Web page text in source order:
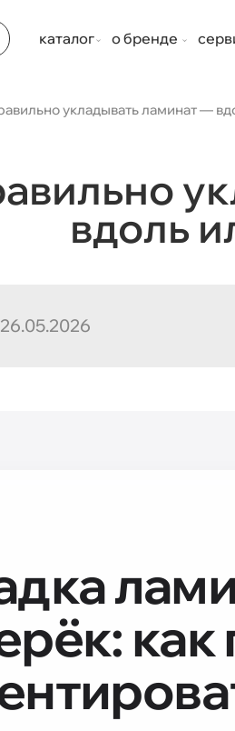
каталог о бренде
укладывать ламинат —
вдоль
26.05.2026
как